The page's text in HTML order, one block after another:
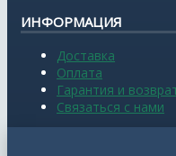
ИНФОРМАЦИЯ
Доставка
Оплата
Гарантия и
Связаться с нами